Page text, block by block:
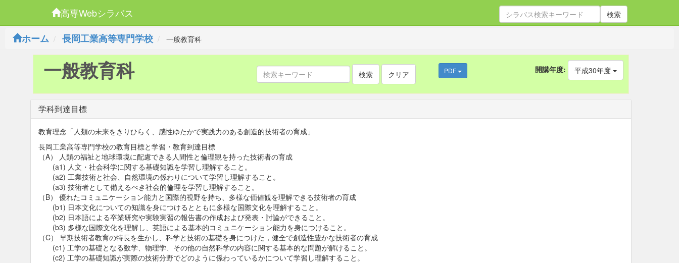
高専Webシラバス 検索
ホーム 長岡工業高等専門学校 一般教育科
一般教育科 検索 クリア PDF 開講年度: 平成30年度
学科到達目標
教育理念「人類の未来をきりひらく、感性ゆたかで実践力のある創造的技術者の育成」
長岡工業高等専門学校の教育目標と学習・教育到達目標
（A） 人類の福祉と地球環境に配慮できる人間性と倫理観を持った技術者の育成
(a1) 人文・社会科学に関する基礎知識を学習し理解すること。
(a2) 工業技術と社会、自然環境の係わりについて学習し理解すること。
(a3) 技術者として備えるべき社会的倫理を学習し理解すること。
（B） 優れたコミュニケーション能力と国際的視野を持ち、多様な価値観を理解できる技術者の育成
(b1) 日本文化についての知識を身につけるとともに多様な国際文化を理解すること。
(b2) 日本語による卒業研究や実験実習の報告書の作成および発表・討論ができること。
(b3) 多様な国際文化を理解し、英語による基本的コミュニケーション能力を身につけること。
（C） 早期技術者教育の特長を生かし、科学と技術の基礎を身につけた，健全で創造性豊かな技術者の育成
(c1) 工学の基礎となる数学、物理学、その他の自然科学の内容に関する基本的な問題が解けること。
(c2) 工学の基礎知識が実際の技術分野でどのように係わっているかについて学習し理解すること。